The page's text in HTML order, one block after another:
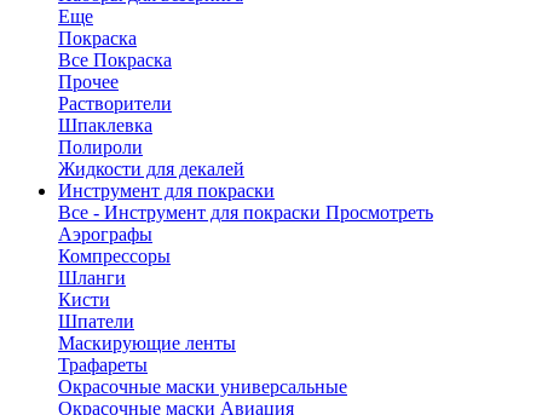
Еще
Покраска
Все Покраска
Прочее
Растворители
Шпаклевка
Полироли
Жидкости для декалей
Инструмент для покраски
Все - Инструмент для покраски Просмотреть
Аэрографы
Компрессоры
Шланги
Кисти
Шпатели
Маскирующие ленты
Трафареты
Окрасочные маски универсальные
Окрасочные маски Авиация